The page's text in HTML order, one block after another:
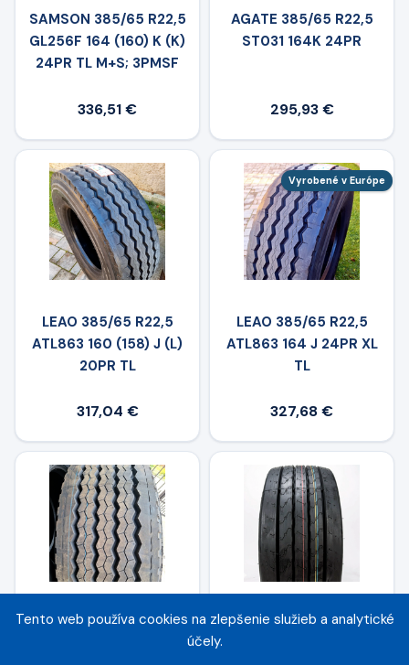
SAMSON 385/65 R22,5
GL256F 164 (160) K (K)
24PR TL M+S; 3PMSF
336,51 €
AGATE 385/65 R22,5
ST031 164K 24PR
295,93 €
LEAO 385/65 R22,5
ATL863 160 (158) J (L)
20PR TL
317,04 €
Vyrobené v Európe
LEAO 385/65 R22,5
ATL863 164 J 24PR XL
TL
327,68 €
AGATE 385/65 R22,5
CEAT 385/65 R22,5
Tento web používa cookies na zlepšenie služieb a analytické
účely.